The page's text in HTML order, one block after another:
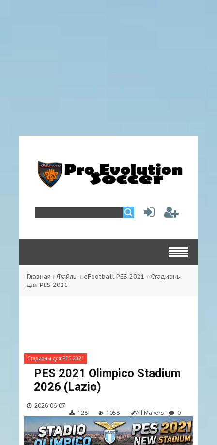
Главная › Файлы › eFootball PES 2021 › Стадионы
для PES 2021
Стадионы для PES 2021
PES 2021 Olimpico Stadium
2026 (Lazio)
2026-06-07
128
1058 All Makers 0